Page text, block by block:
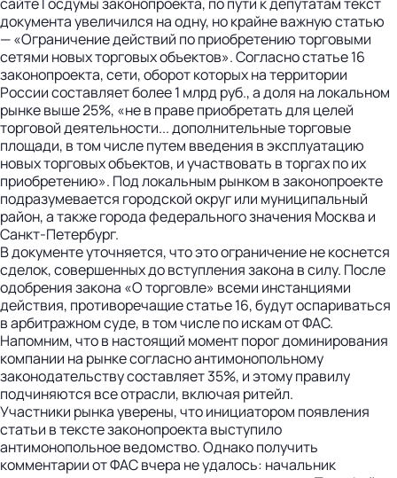
документа увеличился на одну, но крайне важную статью
— «Ограничение действий по приобретению торговыми
сетями новых торговых объектов». Согласно статье 16
законопроекта, сети, оборот которых на территории
России составляет более 1 млрд руб., а доля на локальном
рынке выше 25%, «не в праве приобретать для целей
торговой деятельности... дополнительные торговые
площади, в том числе путем введения в эксплуатацию
новых торговых объектов, и участвовать в торгах по их
приобретению». Под локальным рынком в законопроекте
подразумевается городской округ или муниципальный
район, а также города федерального значения Москва и
Санкт-Петербург.
В документе уточняется, что это ограничение не коснется
сделок, совершенных до вступления закона в силу. После
одобрения закона «О торговле» всеми инстанциями
действия, противоречащие статье 16, будут оспариваться
в арбитражном суде, в том числе по искам от ФАС.
Напомним, что в настоящий момент порог доминирования
компании на рынке согласно антимонопольному
законодательству составляет 35%, и этому правилу
подчиняются все отрасли, включая ритейл.
Участники рынка уверены, что инициатором появления
статьи в тексте законопроекта выступило
антимонопольное ведомство. Однако получить
комментарии от ФАС вчера не удалось: начальник